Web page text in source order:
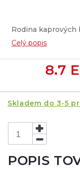
Rodina kaprových
prevedení. V
alebo 3 prúty s 1
buzzbary sú
uľahčujú
Celý popis
8.7
Skladem do 3-5
POPIS